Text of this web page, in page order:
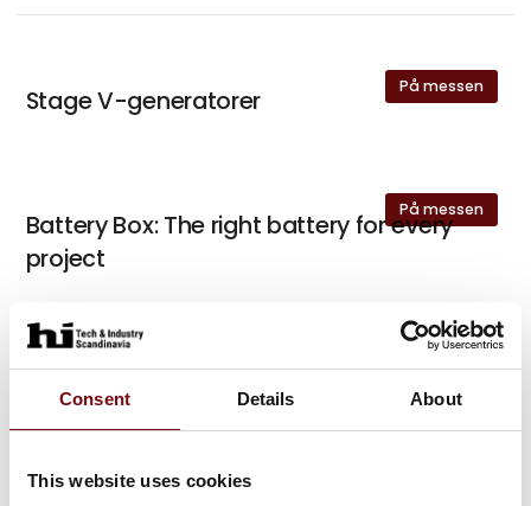
Consent Details About
This website uses cookies
På messen
Stage V-generatorer
På messen
Battery Box: The right battery for every
project